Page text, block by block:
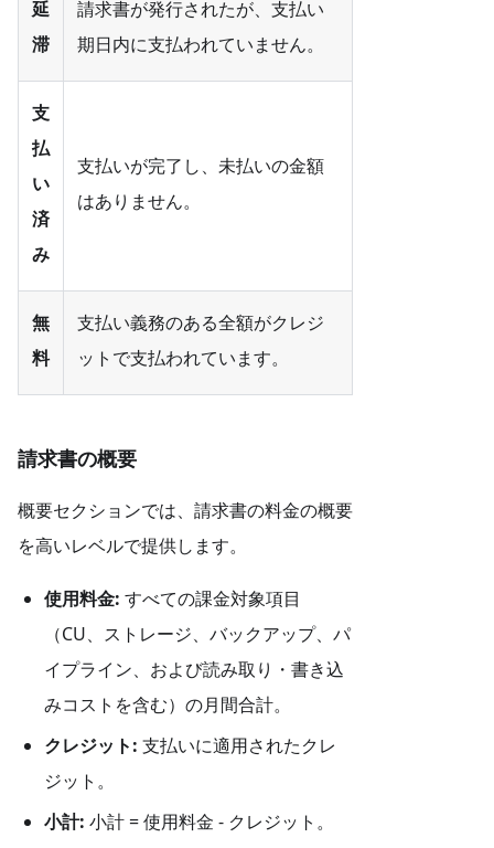
延
滞
請求書が発行されたが、支払い
期日内に支払われていません。
支
払
い
済
み
支払いが完了し、未払いの金額
はありません。
無
料
支払い義務のある全額がクレジ
ットで支払われています。
請求書の概要
概要セクションでは、請求書の料金の概要
を高いレベルで提供します。
使用料金: すべての課金対象項目
（CU、ストレージ、バックアップ、パ
イプライン、および読み取り・書き込
みコストを含む）の月間合計。
クレジット: 支払いに適用されたクレ
ジット。
小計: 小計 = 使用料金 - クレジット。